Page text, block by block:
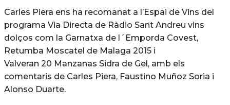
Carles Piera ens ha recomanat a l’Espai de Vins del
programa Via Directa de Ràdio Sant Andreu vins
dolços com la Garnatxa de l´Emporda Covest,
Retumba Moscatel de Malaga 2015 i
Valveran 20 Manzanas Sidra de Gel, amb els
comentaris de Carles Piera, Faustino Muñoz Soria i
Alonso Duarte.